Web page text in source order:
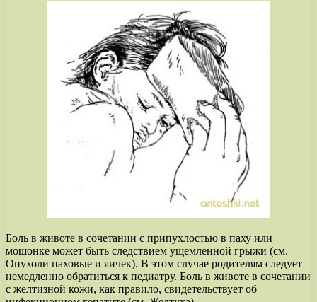
Боль в животе в сочетании с припухлостью в паху или
мошонке может быть следствием ущемленной грыжи (см.
Опухоли паховые и яичек). В этом случае родителям следует
немедленно обратиться к педиатру. Боль в животе в сочетании
с желтизной кожи, как правило, свидетельствует об